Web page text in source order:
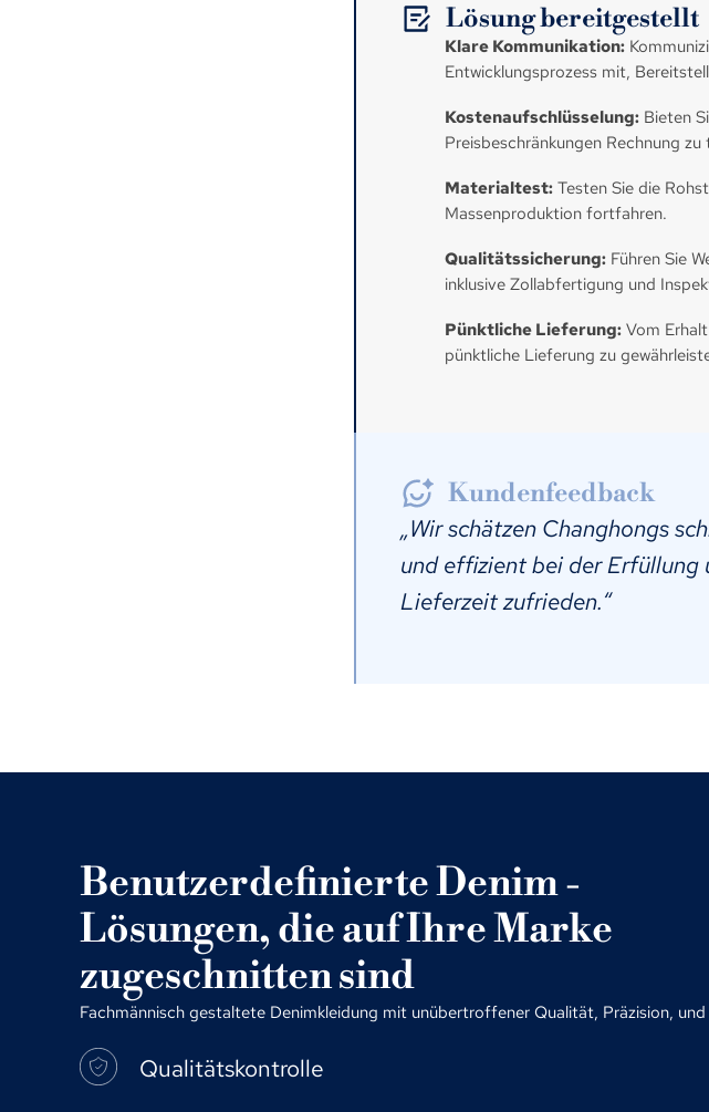
Lösung bereitgestellt
Klare Kommunikation:
Entwicklungsprozess mit,
Kostenaufschlüsselung: Bieten
Preisbeschränkungen Rechnung
Materialtest: Testen Sie die
Massenproduktion fortfahren.
Qualitätssicherung: Führen Sie
inklusive Zollabfertigung und
Pünktliche Lieferung: Vom
pünktliche Lieferung zu
Kundenfeedback
„Wir schätzen Changhongs
und effizient bei der Erfüllung
Lieferzeit zufrieden.“
Benutzerdefinierte Denim -
Lösungen, die auf Ihre Marke
zugeschnitten sind
Fachmännisch gestaltete Denimkleidung mit unübertroffener Qualität, Präzision, und
Qualitätskontrolle